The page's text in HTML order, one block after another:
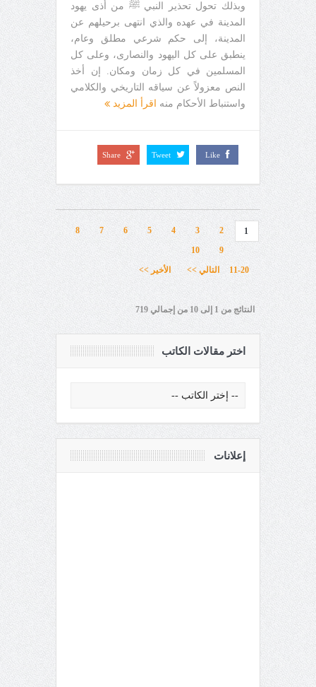
وبذلك تحول تحذير النبي ﷺ من أذى يهود
المدينة في عهده والذي انتهى برحيلهم عن
المدينة، إلى حكم شرعي مطلق وعام،
ينطبق على كل اليهود والنصارى، وعلى كل
المسلمين في كل زمان ومكان. إن أخذ
النص معزولاً عن سياقه التاريخي والكلامي
واستنباط الأحكام منه
اقرأ المزيد
Like
Tweet
Share
1
2
3
4
5
6
7
8
9
10
11-20
التالي >> الأخير >>
النتائج من 1 إلى 10 من إجمالي 719
اختر مقالات الكاتب
إعلانات